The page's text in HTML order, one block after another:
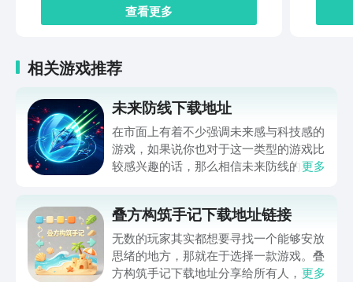
查看更多
相关游戏推荐
未来防线下载地址
在市面上有着不少强调未来感与科技感的
游戏，如果说你也对于这一类型的游戏比
较感兴趣的话，那么相信未来防线的名字
关链接，在最近这款游戏的热度非常之
高，无论是先进前卫的背景设定，还是紧
张有趣的战斗玩法，都吸引着不少同学的
关注，你是否也想要提前进行预约，方便
更多
叠方构筑手记下载地址链接
无数的玩家其实都想要寻找一个能够安放
思绪的地方，那就在于选择一款游戏。叠
方构筑手记下载地址分享给所有人，这一
更多